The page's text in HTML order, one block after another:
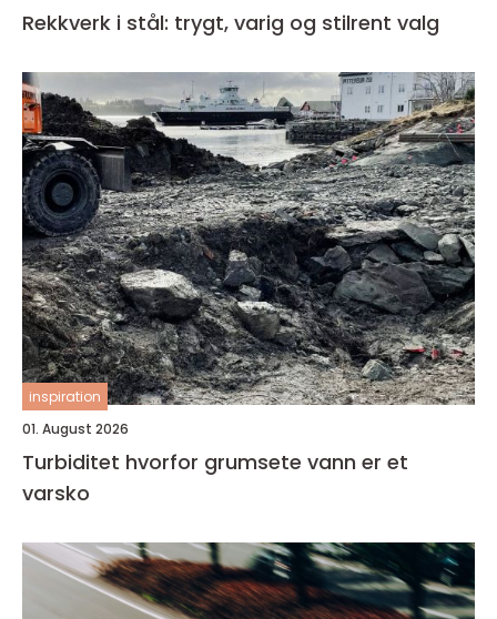
Rekkverk i stål: trygt, varig og stilrent valg
inspiration
01. August 2026
Turbiditet hvorfor grumsete vann er et
varsko